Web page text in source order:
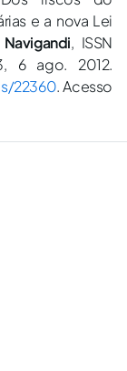
e a nova Lei
, ISSN
6 ago. 2012.
22360. Acesso